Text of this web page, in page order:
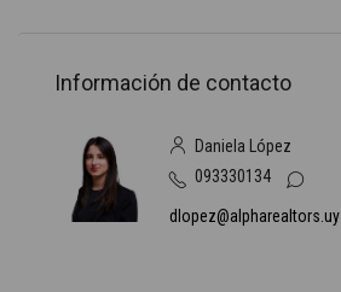
Información de contacto
Daniela López
093330134
dlopez@alpharealtors.uy